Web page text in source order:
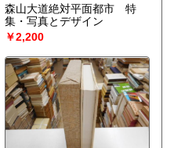
森山大道絶対平面都市 特
集・写真とデザイン
￥2,200